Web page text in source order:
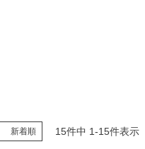
新着順 15件中 1-15件表示